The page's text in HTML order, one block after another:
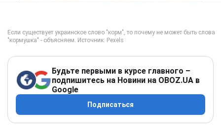
Будьте первыми в курсе главного –
подпишитесь на Новини на OBOZ.UA в
Google
Подписаться